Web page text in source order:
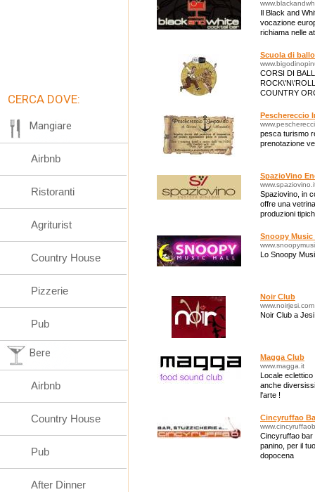
Il Black and
vocazione
richiama nelle
Scuola di
CORSI DI
COUNTRY
COUNTRY,
Peschereccio
pesca turismo
prenotazione
SpazioVino
Spaziovino, in
offre una
produzioni
Snoopy Music
Lo Snoopy
Noir Club
www.noirjesi.com
Noir Club a Jesi
Magga Club
www.magga.it
Locale
anche
l'arte !
Cincyruffao
Cincyruffao bar
panino, per il
dopocena
CERCA DOVE:
Mangiare
Airbnb
Ristoranti
Agriturist
Country House
Pizzerie
Pub
Bere
Airbnb
Country House
Pub
After Dinner